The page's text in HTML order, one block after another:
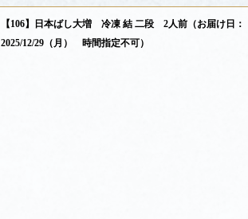
【106】日本ばし大増 冷凍 結 二段 2人前（お届け日：
2025/12/29（月） 時間指定不可）